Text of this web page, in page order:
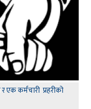
एक कर्मचारी प्रहरीको